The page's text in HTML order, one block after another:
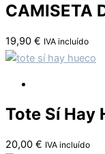
CAMISETA
19,90 € IVA incluído
Tote Sí Hay
20,00 € IVA incluído